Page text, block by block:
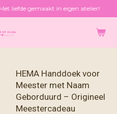
liefde gemaakt in eigen atelier!
HEMA Handdoek voor
Meester met Naam
Geborduurd – Origineel
Meestercadeau